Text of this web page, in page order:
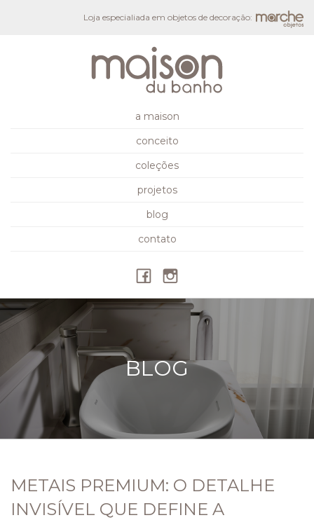
Loja especialiada em objetos de decoração:
a maison
conceito
coleções
projetos
blog
contato
BLOG
METAIS PREMIUM: O DETALHE
INVISÍVEL QUE DEFINE A